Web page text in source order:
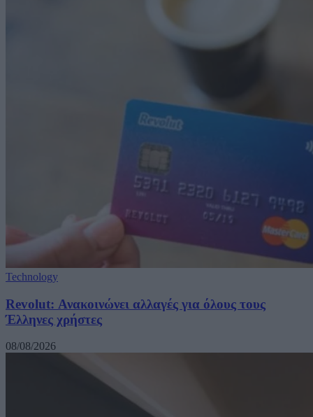
Technology
Revolut: Ανακοινώνει αλλαγές για όλους τους
Έλληνες χρήστες
08/08/2026